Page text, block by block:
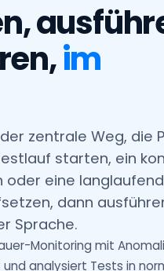
im
zentrale Weg, die
starten, ein
eine
dann
Sprache.
Monitoring mit
analysiert Tests in